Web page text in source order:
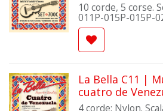
10 corde, 5 corse.
011P-015P-015P-
015P-042W-032W.
Materiale: Plain
Wound
La Bella C11 |
cuatro de
4 corde: Nylon.